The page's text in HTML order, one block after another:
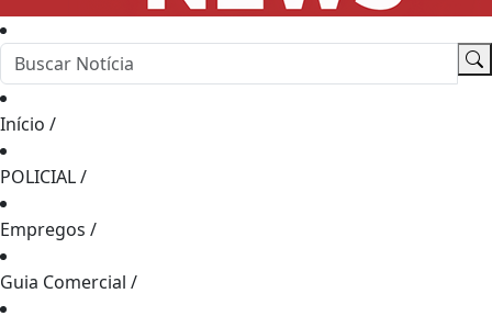
Início /
POLICIAL/
Empregos /
Guia Comercial /